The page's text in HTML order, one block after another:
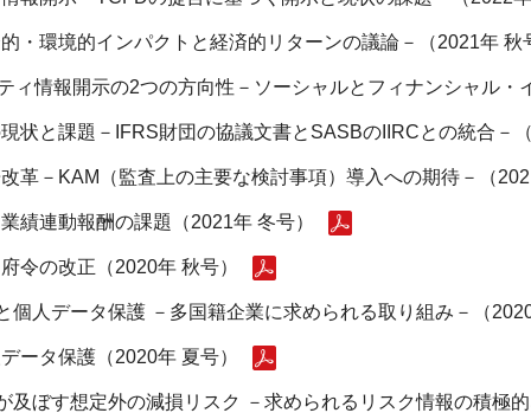
・環境的インパクトと経済的リターンの議論－（2021年 秋
ィ情報開示の2つの方向性－ソーシャルとフィナンシャル・
状と課題－IFRS財団の協議文書とSASBのIIRCとの統合－
革－KAM（監査上の主要な検討事項）導入への期待－（
績連動報酬の課題（2021年 冬号）
令の改正（2020年 秋号）
個人データ保護 －多国籍企業に求められる取り組み－（
ータ保護（2020年 夏号）
及ぼす想定外の減損リスク －求められるリスク情報の積極